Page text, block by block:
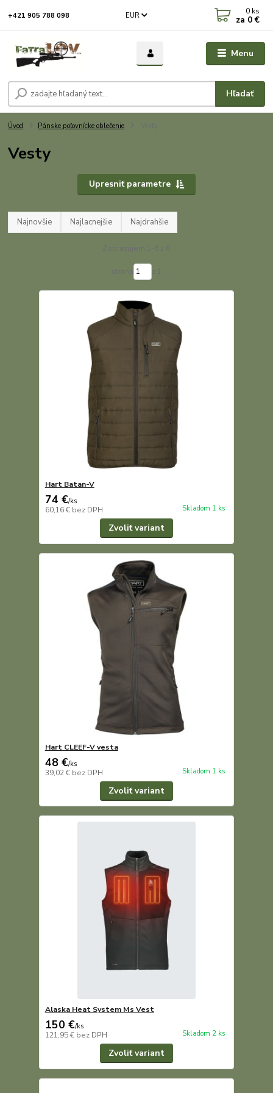
Menu
EUR
Hľadať
+421 905 788 098 0 ks
za 0 €
Úvod Pánske poľovnícke oblečenie
Vesty
Upresniť parametre
Najnovšie Najlacnejšie Najdrahšie
Hart Batan-V
74 €/ks
60,16 € bez DPH Skladom 1 ks
Zvoliť variant
Hart CLEEF-V vesta
48 €/ks
39,02 € bez DPH Skladom 1 ks
Zvoliť variant
Alaska Heat System Ms Vest
150 €/ks
121,95 € bez DPH Skladom 2 ks
Zvoliť variant